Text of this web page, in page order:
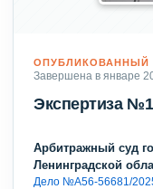
ОПУБЛИКОВАННЫЙ
Завершена в январе
Экспертиза
Арбитражный суд
Ленинградской
Дело №А56-56681/